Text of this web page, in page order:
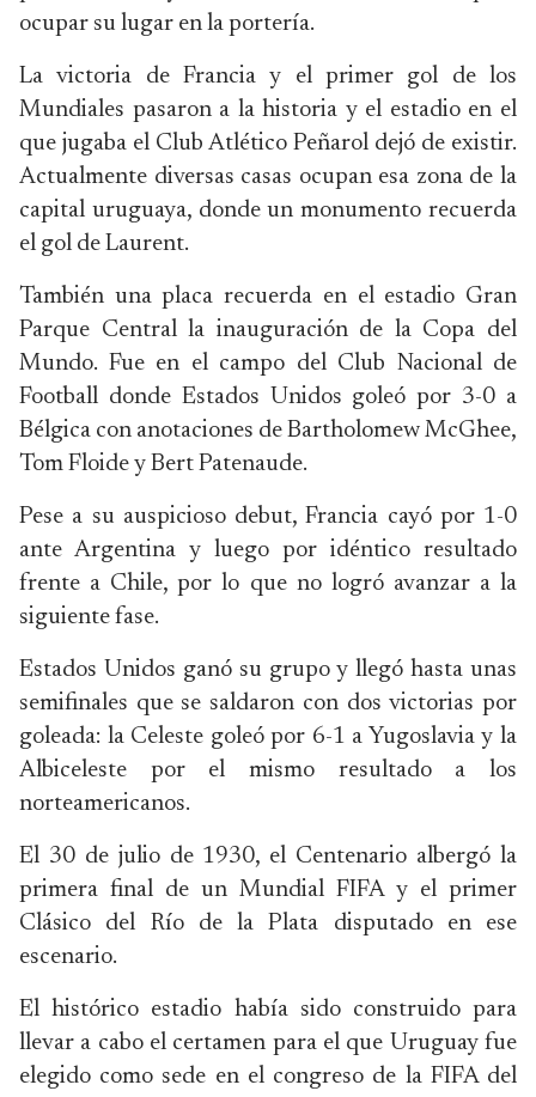
ocupar su lugar en la portería.
La victoria de Francia y el primer gol de los
Mundiales pasaron a la historia y el estadio en el
que jugaba el Club Atlético Peñarol dejó de existir.
Actualmente diversas casas ocupan esa zona de la
capital uruguaya, donde un monumento recuerda
el gol de Laurent.
También una placa recuerda en el estadio Gran
Parque Central la inauguración de la Copa del
Mundo. Fue en el campo del Club Nacional de
Football donde Estados Unidos goleó por 3-0 a
Bélgica con anotaciones de Bartholomew McGhee,
Tom Floide y Bert Patenaude.
Pese a su auspicioso debut, Francia cayó por 1-0
ante Argentina y luego por idéntico resultado
frente a Chile, por lo que no logró avanzar a la
siguiente fase.
Estados Unidos ganó su grupo y llegó hasta unas
semifinales que se saldaron con dos victorias por
goleada: la Celeste goleó por 6-1 a Yugoslavia y la
Albiceleste por el mismo resultado a los
norteamericanos.
El 30 de julio de 1930, el Centenario albergó la
primera final de un Mundial FIFA y el primer
Clásico del Río de la Plata disputado en ese
escenario.
El histórico estadio había sido construido para
llevar a cabo el certamen para el que Uruguay fue
elegido como sede en el congreso de la FIFA del